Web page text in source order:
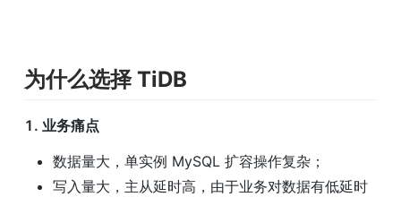
为什么选择 TiDB
1. 业务痛点
数据量大，单实例 MySQL 扩容操作复杂；
写入量大，主从延时高，由于业务对数据有低延时